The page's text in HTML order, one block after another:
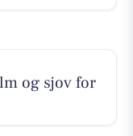
og sjov for